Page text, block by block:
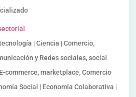
| Ciencia | Comercio,
y Redes sociales, social
commerce, marketplace, Comercio
Social | Economía Colaborativa |